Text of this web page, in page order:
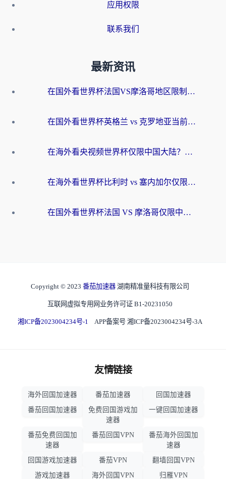
应用权限
联系我们
最新资讯
在国外看世界杯法国VS摩洛哥地区限制？这篇指南让你流畅看中文解说无压力
在国外看世界杯英格兰 vs 克罗地亚当前地区不可播放？这篇指南帮你搞定所有海外观赛难题
在海外看央视频世界杯仅限中国大陆？这篇指南帮你解锁中文解说+无卡顿直播
在海外看世界杯比利时 vs 塞内加尔仅限中国大陆？我找到了最流畅的中文解说之路
在国外看世界杯法国 VS 摩洛哥仅限中国大陆？海外党这样看中文解说赛事不卡顿
Copyright © 2023 番茄加速器 湖南精准量科技有限公司
互联网虚拟专用网业务许可证 B1-20231050
湘ICP备2023004234号-1 APP备案号 湘ICP备2023004234号-3A
友情链接
海外回国加速器 番茄加速器
回国加速器
番茄回国加速器
免费回国游戏加
速器
一键回国加速器
番茄免费回国加
速器
番茄回国VPN
番茄海外回国加
速器
回国游戏加速器
番茄VPN
翻墙回国VPN
游戏加速器
海外回国VPN 归雁VPN